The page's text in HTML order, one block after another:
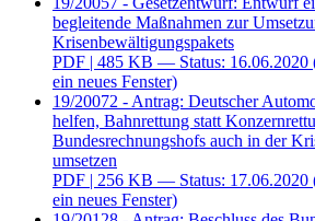
begleitende Maßnahmen zur
Krisenbewältigungspakets
PDF | 485 KB — Status: 16.06.2020
ein neues Fenster)
19/20072 - Antrag: Deutscher
helfen, Bahnrettung statt
Bundesrechnungshofs auch in der
umsetzen
PDF | 256 KB — Status: 17.06.2020
ein neues Fenster)